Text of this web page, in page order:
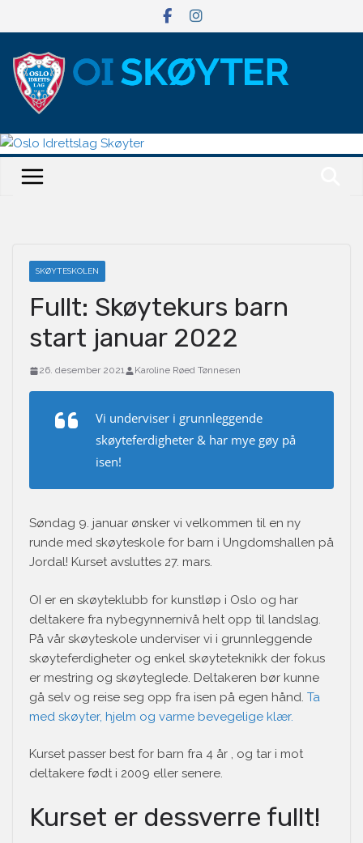
SKØYTESKOLEN
Fullt: Skøytekurs barn
start januar 2022
26. desember 2021 Karoline Røed Tønnesen
Vi underviser i grunnleggende
skøyteferdigheter & har mye gøy på
isen!
Søndag 9. januar ønsker vi velkommen til en ny
runde med skøyteskole for barn i Ungdomshallen på
Jordal! Kurset avsluttes 27. mars.
OI er en skøyteklubb for kunstløp i Oslo og har
deltakere fra nybegynnernivå helt opp til landslag.
På vår skøyteskole underviser vi i grunnleggende
skøyteferdigheter og enkel skøyteteknikk der fokus
er mestring og skøyteglede. Deltakeren bør kunne
gå selv og reise seg opp fra isen på egen hånd. Ta
med skøyter, hjelm og varme bevegelige klær.
Kurset passer best for barn fra 4 år , og tar i mot
deltakere født i 2009 eller senere.
Kurset er dessverre fullt!